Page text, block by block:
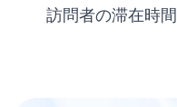
訪問者の滞在時間